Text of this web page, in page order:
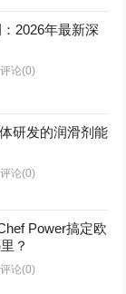
2026年最新深
评论(0)
研发的润滑剂能
评论(0)
Power搞定欧
？
评论(0)